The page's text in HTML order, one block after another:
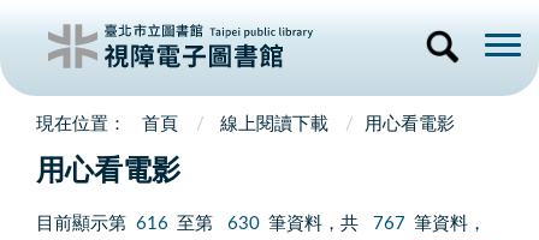
首頁 線上閱讀下載 用心看電影
用心看電影
目前顯示第 616 至第 630 筆資料，共 767 筆資料，